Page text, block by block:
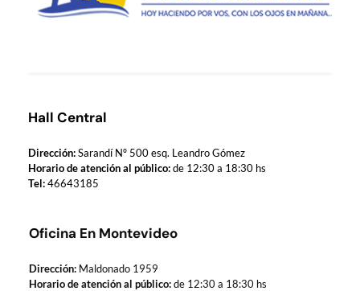
Hall Central
Dirección:Sarandí Nº 500 esq. Leandro Gómez
Horario de atención al público:de 12:30 a 18:30 hs
Tel:46643185
Oficina En Montevideo
Dirección:Maldonado 1959
Horario de atención al público:de 12:30 a 18:30 hs